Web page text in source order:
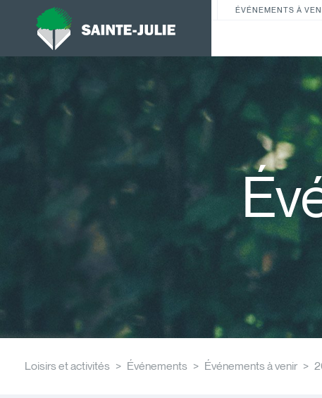
ÉVÉNEMENTS À
Loisirs et activités Événements Événements à venir